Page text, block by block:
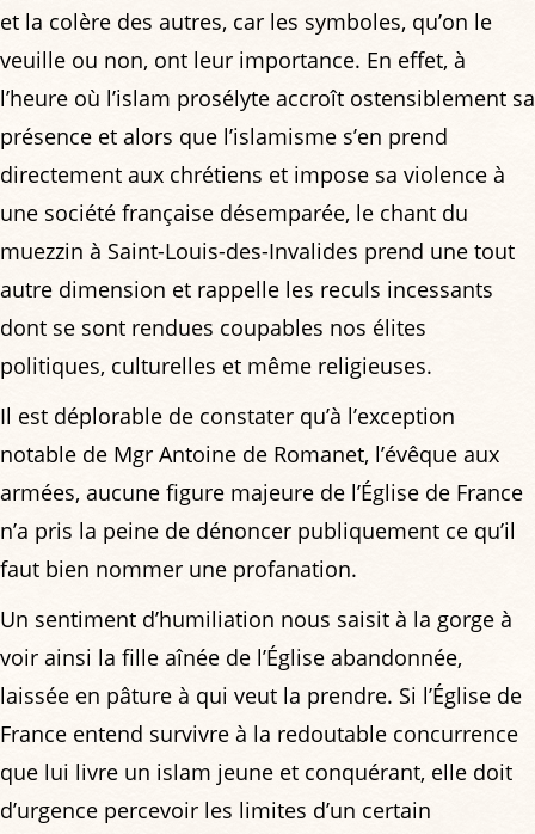
et la colère des autres, car les symboles, qu’on le
veuille ou non, ont leur importance. En effet, à
l’heure où l’islam prosélyte accroît ostensiblement sa
présence et alors que l’islamisme s’en prend
directement aux chrétiens et impose sa violence à
une société française désemparée, le chant du
muezzin à Saint-Louis-des-Invalides prend une tout
autre dimension et rappelle les reculs incessants
dont se sont rendues coupables nos élites
politiques, culturelles et même religieuses.
Il est déplorable de constater qu’à l’exception
notable de Mgr Antoine de Romanet, l’évêque aux
armées, aucune figure majeure de l’Église de France
n’a pris la peine de dénoncer publiquement ce qu’il
faut bien nommer une profanation.
Un sentiment d’humiliation nous saisit à la gorge à
voir ainsi la fille aînée de l’Église abandonnée,
laissée en pâture à qui veut la prendre. Si l’Église de
France entend survivre à la redoutable concurrence
que lui livre un islam jeune et conquérant, elle doit
d’urgence percevoir les limites d’un certain